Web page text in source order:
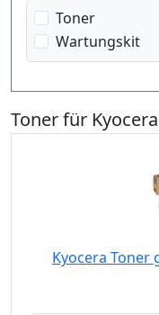
Toner
Wartungskit
Toner für
Kyocera Toner